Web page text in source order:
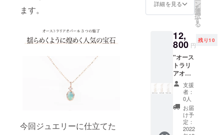
ます。
今回ジュエリーに仕立てた
が遅れ
す。 ※
写真と
実際の
商品で
は、
ディス
プレイ
によっ
て色合
いに違
いが生
じる場
合がご
イエ
ロー
ゴール
K10WG
(ホワイ
トゴー
ルド) or
K10PG
（ピン
クゴー
ド） ※
オプ
ション
からお
選びく
詳細を見る ン
を
選
択
す
る
12,
800 円
残り10
"オース
トラリ
アオ
パー
ル
オーバ
ルピア
ス2 p2
[詳 細]
素
支援
者：
0人
お届
け予
定：
2022